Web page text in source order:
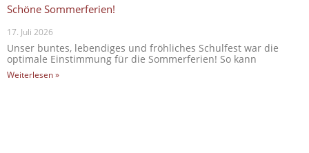
Schöne Sommerferien!
17. Juli 2026
Unser buntes, lebendiges und fröhliches Schulfest war die
optimale Einstimmung für die Sommerferien! So kann
Weiterlesen »